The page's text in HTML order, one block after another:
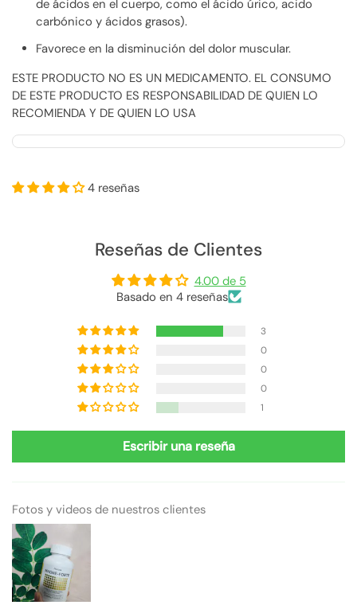
de ácidos en el cuerpo, como el ácido úrico, acido
carbónico y ácidos grasos).
Favorece en la disminución del dolor muscular.
ESTE PRODUCTO NO ES UN MEDICAMENTO. EL CONSUMO
DE ESTE PRODUCTO ES RESPONSABILIDAD DE QUIEN LO
RECOMIENDA Y DE QUIEN LO USA
4 reseñas
Reseñas de Clientes
4.00 de 5
Basado en 4 reseñas
3
0
0
0
1
Escribir una reseña
Fotos y videos de nuestros clientes